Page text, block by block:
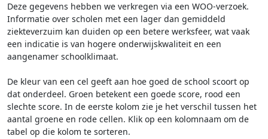
Deze gegevens hebben we verkregen via een WOO-verzoek.
Informatie over scholen met een lager dan gemiddeld
ziekteverzuim kan duiden op een betere werksfeer, wat vaak
een indicatie is van hogere onderwijskwaliteit en een
aangenamer schoolklimaat.
De kleur van een cel geeft aan hoe goed de school scoort op
dat onderdeel. Groen betekent een goede score, rood een
slechte score. In de eerste kolom zie je het verschil tussen het
aantal groene en rode cellen. Klik op een kolomnaam om de
tabel op die kolom te sorteren.